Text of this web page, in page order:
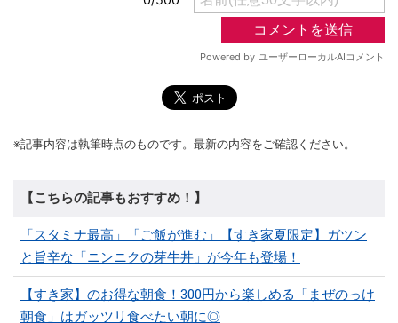
※記事内容は執筆時点のものです。最新の内容をご確認ください。
【こちらの記事もおすすめ！】
「スタミナ最高」「ご飯が進む」【すき家夏限定】ガツン
と旨辛な「ニンニクの芽牛丼」が今年も登場！
【すき家】のお得な朝食！300円から楽しめる「まぜのっけ
朝食」はガッツリ食べたい朝に◎